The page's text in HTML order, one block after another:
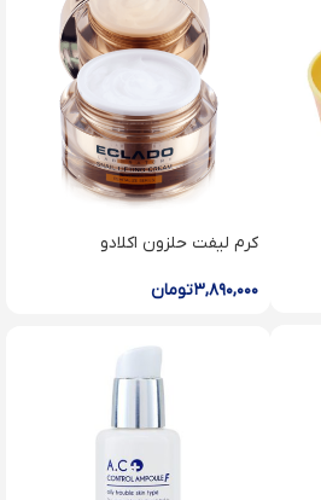
کرم لیفت حلزون اکلادو
۳,۸۹۰,۰۰۰تومان